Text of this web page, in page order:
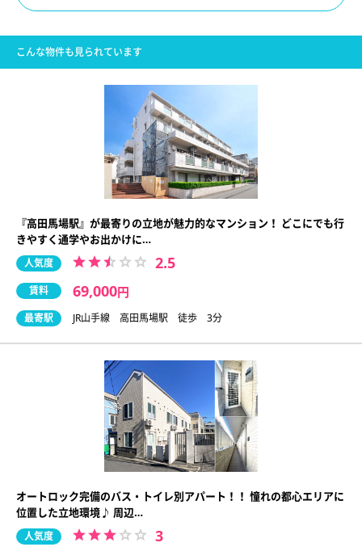
こんな物件も見られています
『高田馬場駅』が最寄りの立地が魅力的なマンション！ どこにでも行
きやすく通学やお出かけに…
人気度 2.5
賃料 69,000円
最寄駅 JR山手線 高田馬場駅 徒歩 3分
オートロック完備のバス・トイレ別アパート！！ 憧れの都心エリアに
位置した立地環境♪ 周辺…
人気度 3